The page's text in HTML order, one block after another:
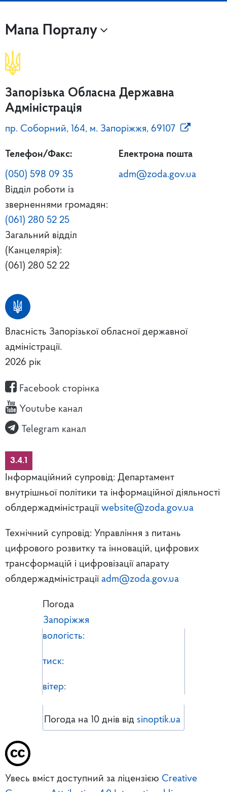
Мапа Порталу
Запорізька Обласна Державна
Адміністрація
пр. Соборний, 164, м. Запоріжжя, 69107
Телефон/Факс:
(050) 598 09 35
Відділ роботи із
зверненнями громадян:
(061) 280 52 25
Загальний відділ
(Канцелярія):
(061) 280 52 22
Електрона пошта
adm@zoda.gov.ua
Власність Запорізької обласної державної
адміністрації.
2026 рік
Facebook сторінка
Youtube канал
Telegram канал
3.4.1
Інформаційний супровід: Департамент
внутрішньої політики та інформаційної діяльності
облдержадміністрації website@zoda.gov.ua
Технічний супровід: Управління з питань
цифрового розвитку та інновацій, цифрових
трансформацій і цифровізації апарату
облдержадміністрації adm@zoda.gov.ua
Погода
Запоріжжя
вологість:
тиск:
вітер:
Погода на 10 днів від sinoptik.ua
Увесь вміст доступний за ліцензією Creative